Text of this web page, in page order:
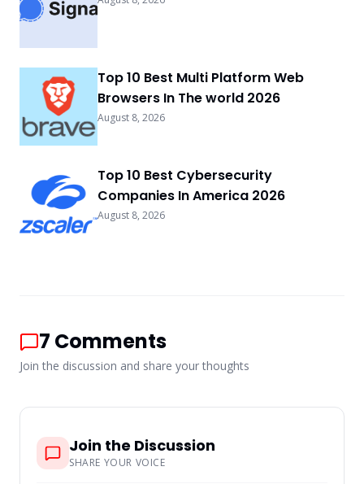
Top 10 Best Multi Platform Web
Browsers In The world 2026
August 8, 2026
Top 10 Best Cybersecurity
Companies In America 2026
August 8, 2026
7 Comments
Join the discussion and share your thoughts
Join the Discussion
SHARE YOUR VOICE